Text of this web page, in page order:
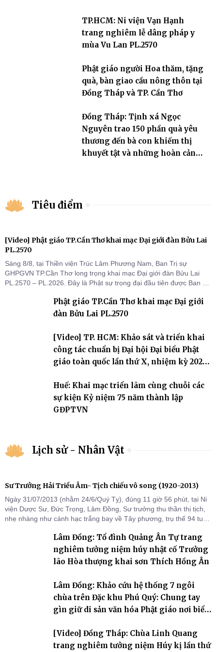
TP.HCM: Ni viện Vạn Hạnh
trang nghiêm lễ dâng pháp y
mùa Vu Lan PL.2570
Phật giáo người Hoa thăm, tặng
quà, bàn giao cầu nông thôn tại
Đồng Tháp và TP. Cần Thơ
Đồng Tháp: Tịnh xá Ngọc
Nguyên trao 150 phần quà yêu
thương đến bà con khiếm thị
khuyết tật và những hoàn cảnh
Tiêu điểm
[Video] Phật giáo TP.Cần Thơ khai mạc Đại giới đàn Bửu Lai
PL.2570
Sáng 8/8, tại Thiền viện Trúc Lâm Phương Nam, Ban Trị sự
GHPGVN TP.Cần Thơ long trọng khai mạc Đại giới đàn Bửu Lai
PL.2570 – PL.2026. Đây là Phật sự trọng đại đầu tiên được Ban Trị
thứ I, thể hiện sự quan tâm đối với công tác truyền giới, đào tạo
Tăng tài và tiếp nối mạng mạch Tăng-g
Phật giáo TP.Cần Thơ khai mạc Đại giới
đàn Bửu Lai PL.2570
[Video] TP. HCM: Khảo sát và triển khai
công tác chuẩn bị Đại hội Đại biểu Phật
giáo toàn quốc lần thứ X, nhiệm kỳ 2026-
Huế: Khai mạc triển lãm cùng chuỗi các
sự kiện Kỷ niệm 75 năm thành lập
GĐPTVN
Lịch sử - Nhân Vật
Sư Trưởng Hải Triều Âm- Tịch chiếu vô song (1920-2013)
Ngày 31/07/2013 (nhằm 24/6/Quý Tỵ), đúng 11 giờ 56 phút, tại Ni
viện Dược Sư, Đức Trọng, Lâm Đồng, Sư trưởng thu thần thị tịch,
nhẹ nhàng như cánh hạc trắng bay về Tây phương, trụ thế 94 tuổi
Lâm Đồng: Tổ đình Quảng Ân Tự trang
nghiêm tưởng niệm húy nhật cố Trưởng
lão Hòa thượng khai sơn Thích Hồng Ân
Lâm Đồng: Khảo cứu hệ thống 7 ngôi
chùa trên Đặc khu Phú Quý: Chung tay
gìn giữ di sản văn hóa Phật giáo nơi biển
[Video] Đồng Tháp: Chùa Linh Quang
trang nghiêm tưởng niệm Húy kị lần thứ